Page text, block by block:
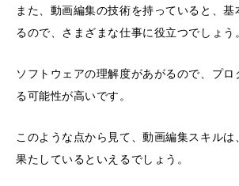
また、動画編集の技術を持っていると、
るので、さまざまな仕事に役立つでしょう。
ソフトウェアの理解度があがるので、プ
る可能性が高いです。
このような点から見て、動画編集スキル
果たしているといえるでしょう。